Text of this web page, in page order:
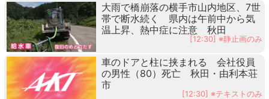
大雨で橋崩落の横手市山内地区、7世
帯で断水続く 県内は午前中から気
温上昇、熱中症に注意 秋田
[12:30] ※静止画のみ
車のドアと柱に挟まれる 会社役員
の男性（80）死亡 秋田・由利本荘
市
[12:30] ※テキストのみ